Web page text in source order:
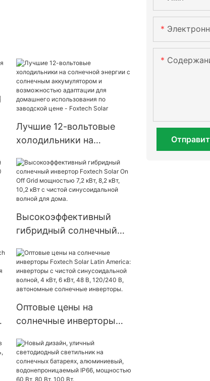
Лучшие 12-вольтовые
холодильники на
солнечным
аккумулятором и
возможностью
домашнего
использования по
заводской цене - Foxtech
Solar
Высокоэффективный
гибридный солнечный
On Off Grid мощностью
7,2 кВт, 8,2 кВт, 10,2 кВт с
чистой синусоидальной
Оптовые цены на
солнечные инверторы
America: инверторы с
чистой синусоидальной
волной, 4 кВт, 6 кВт, 48